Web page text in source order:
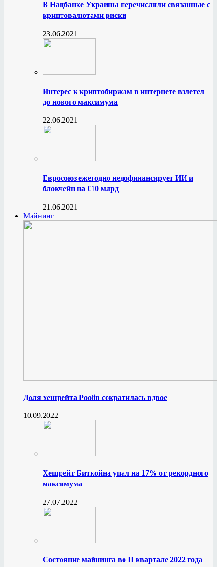
В Нацбанке Украины перечислили связанные с
криптовалютами риски
23.06.2021
Интерес к криптобиржам в интернете взлетел
до нового максимума
22.06.2021
Евросоюз ежегодно недофинансирует ИИ и
блокчейн на €10 млрд
21.06.2021
Майнинг
Доля хешрейта Poolin сократилась вдвое
10.09.2022
Хешрейт Биткойна упал на 17% от рекордного
максимума
27.07.2022
Состояние майнинга во II квартале 2022 года